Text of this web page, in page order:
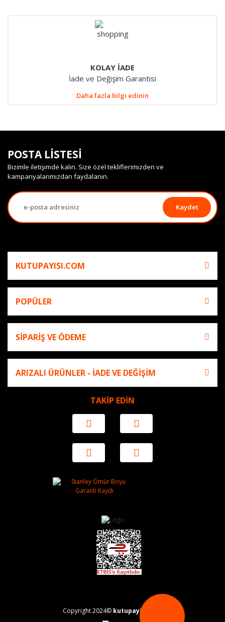
KOLAY İADE
İade ve Değişim Garantisi
Daha fazla bilgi edinin
POSTA LİSTESİ
Bizimle iletişimde kalın. Size özel tekliflerimizden ve
kampanyalarımızdan faydalanın.
Kaydet
KUTUPAYISI.COM
POPÜLER
SİPARİŞ VE ÖDEME
ARIZALI ÜRÜNLER - İADE VE DEĞİŞİM
TAKİP EDİN
Copyright 2024© kutupayisi.com